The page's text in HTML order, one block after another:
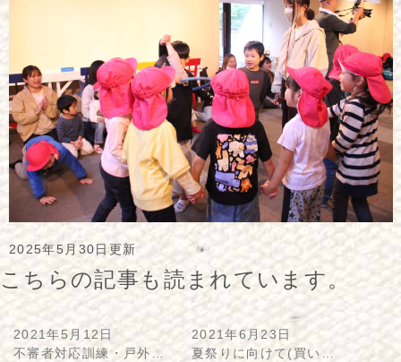
2025年5月30日更新
こちらの記事も読まれています。
2021年5月12日
不審者対応訓練・戸外…
2021年6月23日
夏祭りに向けて(買い…